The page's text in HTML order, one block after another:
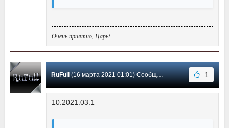
Очень приятно, Царь!
RuFull(16 марта 2021 01:01) Сообщение #33 1
10.2021.03.1